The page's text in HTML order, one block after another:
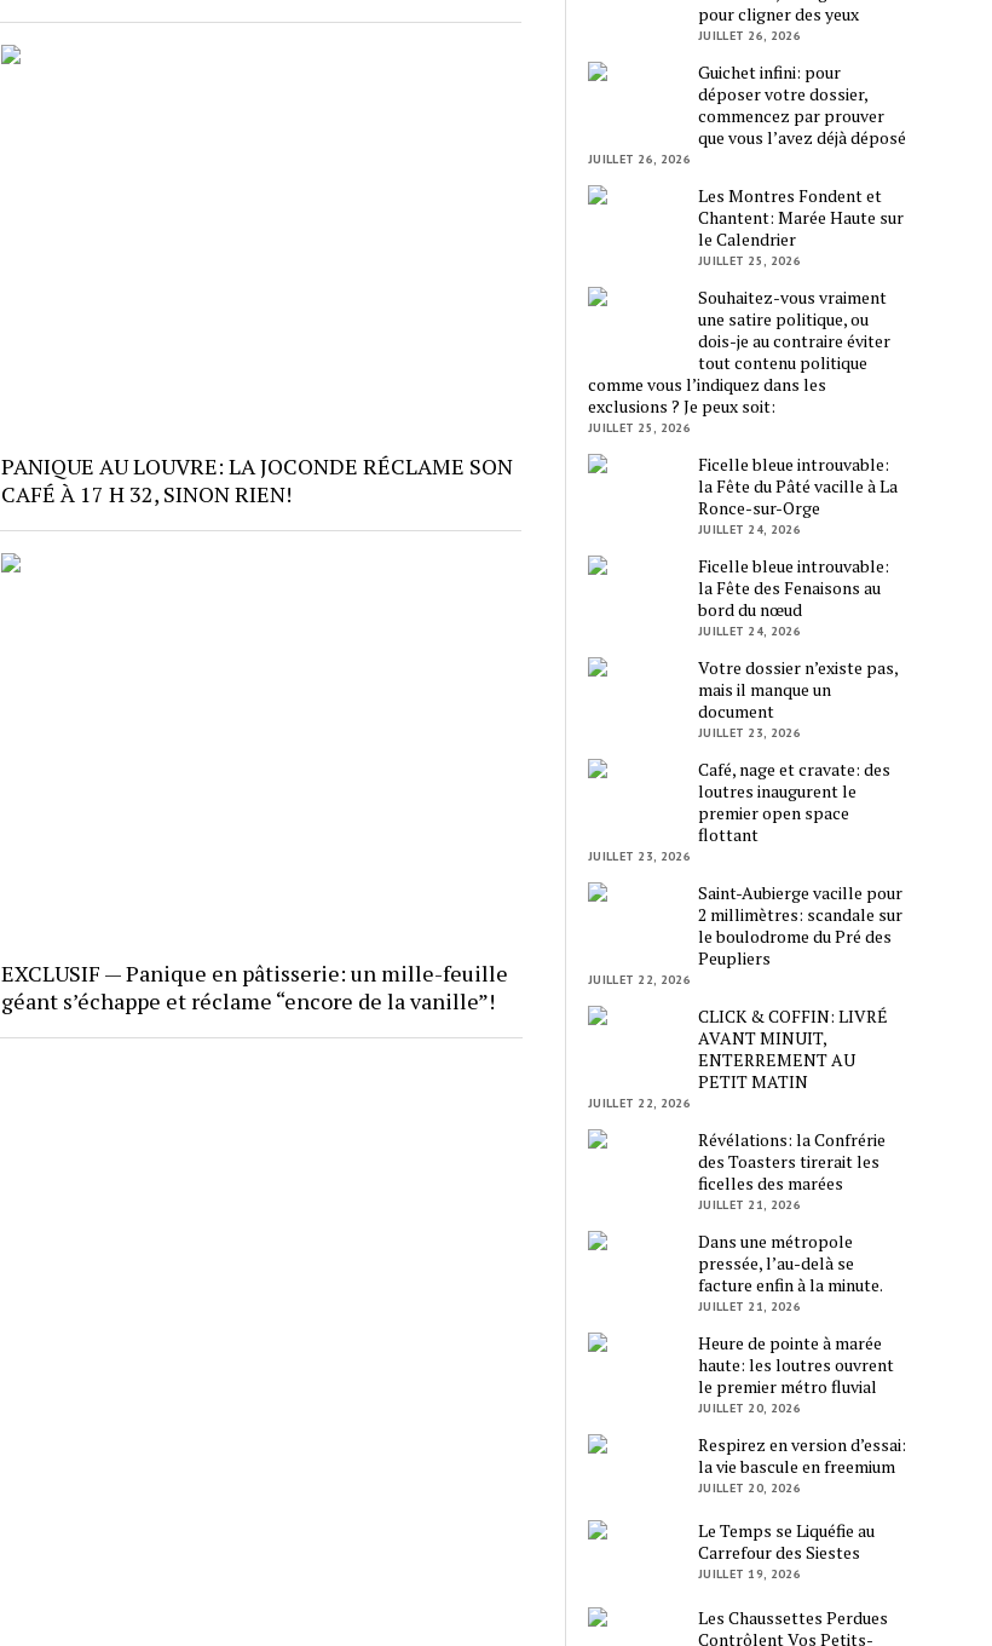
PANIQUE AU LOUVRE: LA JOCONDE RÉCLAME SON
CAFÉ À 17 H 32, SINON RIEN!
EXCLUSIF — Panique en pâtisserie: un mille-feuille
géant s’échappe et réclame “encore de la vanille”!
pour cligner des yeux
JUILLET 26, 2026
Guichet infini: pour
déposer votre dossier,
commencez par prouver
que vous l’avez déjà déposé
JUILLET 26, 2026
Les Montres Fondent et
Chantent: Marée Haute sur
le Calendrier
JUILLET 25, 2026
Souhaitez-vous vraiment
une satire politique, ou
dois-je au contraire éviter
tout contenu politique
comme vous l’indiquez dans les
exclusions ? Je peux soit:
JUILLET 25, 2026
Ficelle bleue introuvable:
la Fête du Pâté vacille à La
Ronce-sur-Orge
JUILLET 24, 2026
Ficelle bleue introuvable:
la Fête des Fenaisons au
bord du nœud
JUILLET 24, 2026
Votre dossier n’existe pas,
mais il manque un
document
JUILLET 23, 2026
Café, nage et cravate: des
loutres inaugurent le
premier open space
flottant
JUILLET 23, 2026
Saint-Aubierge vacille pour
2 millimètres: scandale sur
le boulodrome du Pré des
Peupliers
JUILLET 22, 2026
CLICK & COFFIN: LIVRÉ
AVANT MINUIT,
ENTERREMENT AU
PETIT MATIN
JUILLET 22, 2026
Révélations: la Confrérie
des Toasters tirerait les
ficelles des marées
JUILLET 21, 2026
Dans une métropole
pressée, l’au-delà se
facture enfin à la minute.
JUILLET 21, 2026
Heure de pointe à marée
haute: les loutres ouvrent
le premier métro fluvial
JUILLET 20, 2026
Respirez en version d’essai:
la vie bascule en freemium
JUILLET 20, 2026
Le Temps se Liquéfie au
Carrefour des Siestes
JUILLET 19, 2026
Les Chaussettes Perdues
Contrôlent Vos Petits-